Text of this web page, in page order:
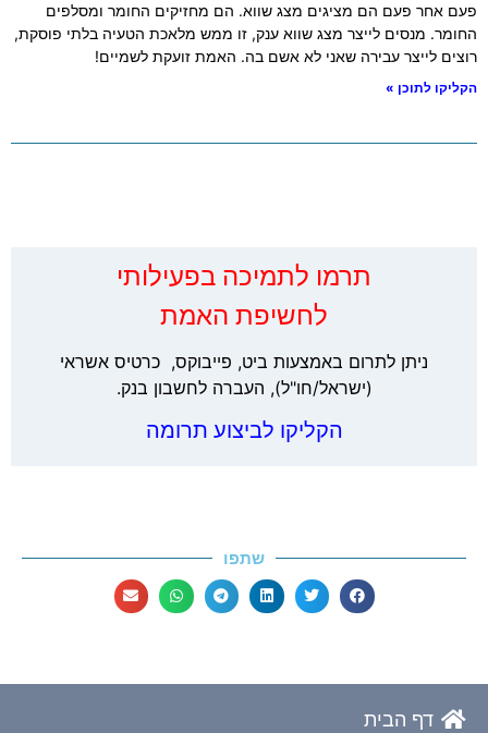
פעם אחר פעם הם מציגים מצג שווא. הם מחזיקים החומר ומסלפים
החומר. מנסים לייצר מצג שווא ענק, זו ממש מלאכת הטעיה בלתי פוסקת,
רוצים לייצר עבירה שאני לא אשם בה. האמת זועקת לשמיים!
הקליקו לתוכן »
‏תרמו לתמיכה בפעילותי
לחשיפת האמת
ניתן לתרום באמצעות ביט, פייבוקס, כרטיס אשראי
(ישראל/חו"ל), העברה לחשבון בנק.
הקליקו לביצוע תרומה
שתפו
דף הבית